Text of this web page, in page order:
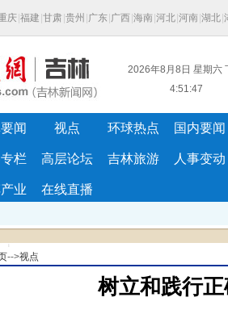
庆 福建 甘肃 贵州 广东 广西 海南 河北 河南 湖北
2026年8月8日 星期六
4:51:47
闻 视点 环球热点 国内要闻
栏 高层论坛 吉林旅游 人事变动
业 在线直播
-->视点
树立和践行